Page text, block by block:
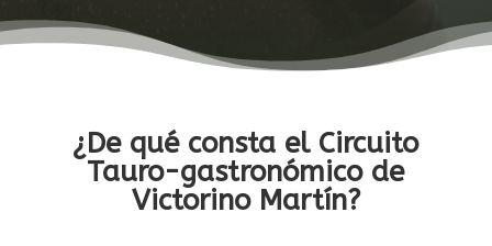
¿De qué consta el Circuito
Tauro-gastronómico de
Victorino Martín?